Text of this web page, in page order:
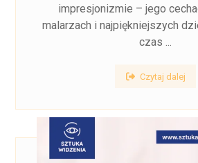
impresjonizmie – jego
malarzach i najpiękniejszych
czas ...
Czytaj dalej